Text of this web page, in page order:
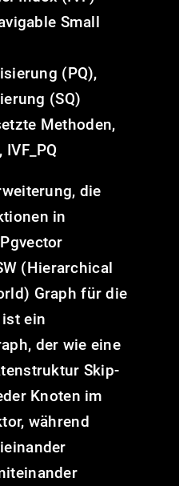
Small
(PQ),
(SQ)
Methoden,
IVF_PQ
die
in
(Hierarchical
Graph für die
ein
der wie eine
Skip-
Knoten im
während